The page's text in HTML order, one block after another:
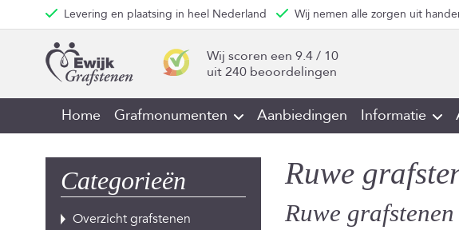
Levering en plaatsing in heel Nederland Wij nemen alle zorgen uit
Wij scoren een 9.4/ 10
uit240 beoordelingen
Home Grafmonumenten Aanbiedingen Informatie
Ruwe
Ruwe
Categorieën
Overzicht grafstenen